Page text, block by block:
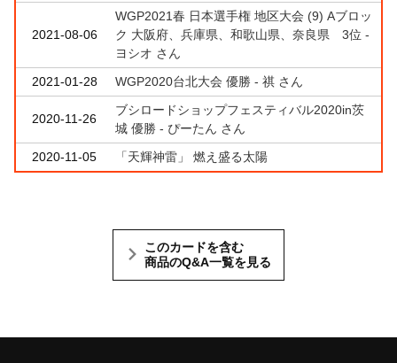
2021-08-06
WGP2021春 日本選手権 地区大会 (9) Aブロッ
ク 大阪府、兵庫県、和歌山県、奈良県 3位 -
ヨシオ さん
2021-01-28
WGP2020台北大会 優勝 - 祺 さん
2020-11-26
ブシロードショップフェスティバル2020in茨
城 優勝 - ぴーたん さん
2020-11-05
「天輝神雷」 燃え盛る太陽
このカードを含む
商品のQ&A一覧を見る